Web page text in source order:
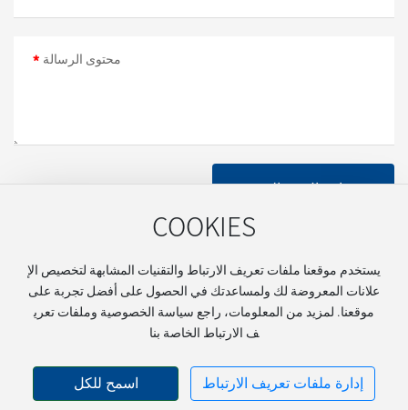
محتوى الرسالة
إرسال رسالة
شينتشنغ ماكينات التصنيع المحدودةSEO
粤ICP备2024209387号-1
COOKIES
يستخدم موقعنا ملفات تعريف الارتباط والتقنيات المشابهة لتخصيص الإ
علانات المعروضة لك ولمساعدتك في الحصول على أفضل تجربة على
موقعنا. لمزيد من المعلومات، راجع سياسة الخصوصية وملفات تعري
ف الارتباط الخاصة بنا
إدارة ملفات تعريف الارتباط اسمح للكل